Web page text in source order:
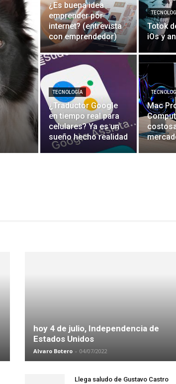
¿Es buena idea
emprender por
internet? (entrevista
con emprendedor)
Totok
iOs y
TECNOLOGÍA
¿Traductor Google
en tiempo real para
celulares? Ya es un
sueño hecho realidad
Mac
hoy 4 de julio, Independencia de
Estados Unidos
Alvaro Botero - 04/07/2022
Llega saludo de Gustavo Castro